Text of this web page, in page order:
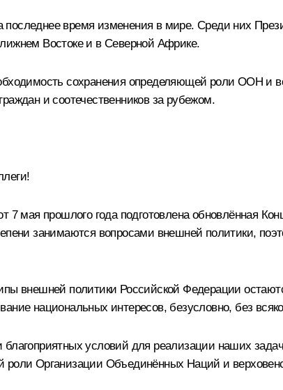
время изменения в мире. Среди них
Востоке и в Северной Африке.
сохранения определяющей роли ООН и
и соотечественников за рубежом.
7 мая прошлого года подготовлена обновлённая
занимаются вопросами внешней политики,
внешней политики Российской Федерации
национальных интересов, безусловно, без
благоприятных условий для реализации наших
Организации Объединённых Наций и